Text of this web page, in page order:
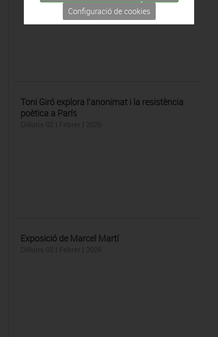
Toni Giró explora l’anonimat i la resistència
poètica a París
Exposició de Marcel Martí
Configuració de cookies